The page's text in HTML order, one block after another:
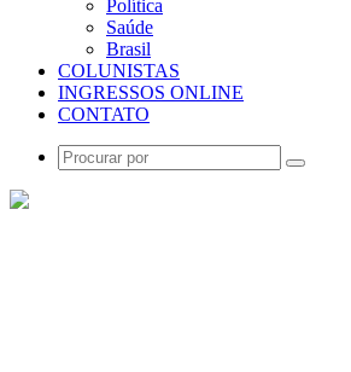
Política
Saúde
Brasil
COLUNISTAS
INGRESSOS ONLINE
CONTATO
Procurar